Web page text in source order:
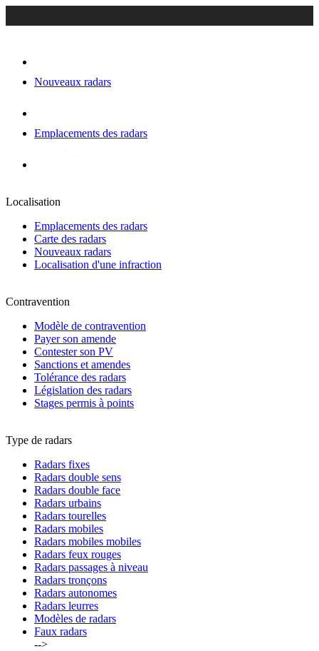
Nouveaux radars
Emplacements des radars
Localisation
Emplacements des radars
Carte des radars
Nouveaux radars
Localisation d'une infraction
Contravention
Modèle de contravention
Payer son amende
Contester son PV
Sanctions et amendes
Tolérance des radars
Législation des radars
Stages permis à points
Type de radars
Radars fixes
Radars double sens
Radars double face
Radars urbains
Radars tourelles
Radars mobiles
Radars mobiles mobiles
Radars feux rouges
Radars passages à niveau
Radars tronçons
Radars autonomes
Radars leurres
Modèles de radars
Faux radars
-->